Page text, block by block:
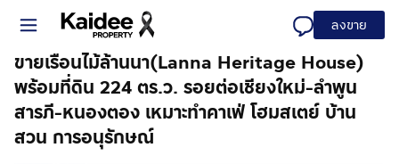
ลงขาย
ขายเรือนไม้ล้านนา(Lanna Heritage House)
พร้อมที่ดิน 224 ตร.ว. รอยต่อเชียงใหม่-ลำพูน
สารภี-หนองตอง เหมาะทำคาเฟ่ โฮมสเตย์ บ้าน
สวน การอนุรักษณ์